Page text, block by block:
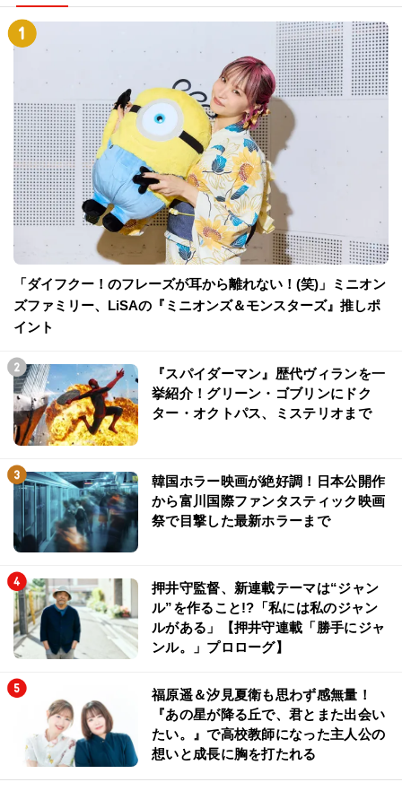
「ダイフクー！のフレーズが耳から離れない！(笑)」ミニオン
ズファミリー、LiSAの『ミニオンズ＆モンスターズ』推しポ
イント
『スパイダーマン』歴代ヴィランを一
挙紹介！グリーン・ゴブリンにドク
ター・オクトパス、ミステリオまで
韓国ホラー映画が絶好調！日本公開作
から富川国際ファンタスティック映画
祭で目撃した最新ホラーまで
押井守監督、新連載テーマは“ジャン
ル”を作ること!?「私には私のジャン
ルがある」【押井守連載「勝手にジャ
ンル。」プロローグ】
福原遥＆汐見夏衛も思わず感無量！
『あの星が降る丘で、君とまた出会い
たい。』で高校教師になった主人公の
想いと成長に胸を打たれる